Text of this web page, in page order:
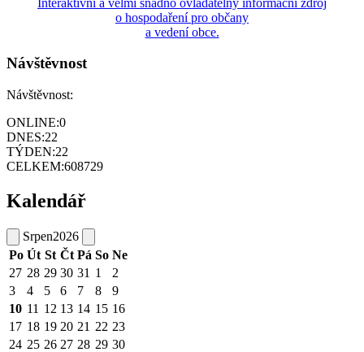
o hospodaření pro občany
a vedení obce.
Návštěvnost
Návštěvnost:
ONLINE:0
DNES:22
TÝDEN:22
CELKEM:608729
Kalendář
Srpen2026
Po Út St Čt Pá So Ne
27 28 29 30 31 1
2
3
4 5 6 7 8
9
10 11 12 13 14 15 16
17 18 19 20 21 22 23
24 25 26 27 28 29 30